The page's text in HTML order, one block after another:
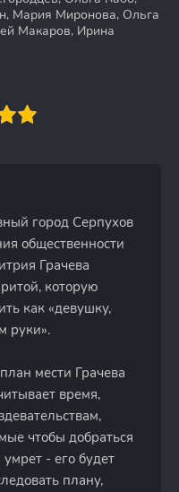
Мария Миронова, Ольга
Макаров, Ирина
город Серпухов
общественности
Грачева
которую
как «девушку,
руки».
мести Грачева
время,
чтобы добраться
- его будет
плану,